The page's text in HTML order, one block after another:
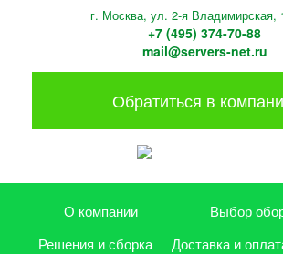
г. Москва, ул. 2-я Владимирская,
+7 (495) 374-70-88
mail@servers-net.ru
Обратиться в
О компании
Выбор
Решения и сборка
Доставка и